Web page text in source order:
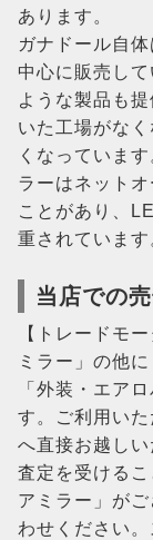
あります​​。
ガナドール自
中心に販売し
ような製品も
いた工場がな
くなっていま
ラーはネット
ことがあり、
重されています​​
当店での
【トレードモ
ミラー」の他
「外装・エア
す。ご利用い
へ直接お越し
査定を受ける
アミラー」が
わせください